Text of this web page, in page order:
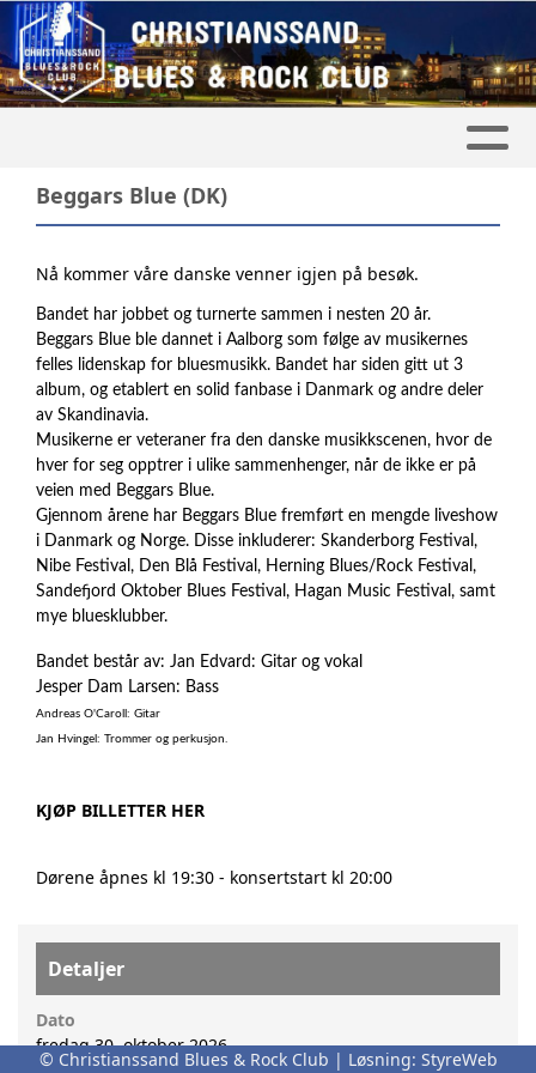
Beggars Blue (DK)
Nå kommer våre danske venner igjen på besøk.
Bandet har jobbet og turnerte sammen i nesten 20 år.
Beggars Blue ble dannet i Aalborg som følge av musikernes
felles lidenskap for bluesmusikk. Bandet har siden gitt ut 3
album, og etablert en solid fanbase i Danmark og andre deler
av Skandinavia.
Musikerne er veteraner fra den danske musikkscenen, hvor de
hver for seg opptrer i ulike sammenhenger, når de ikke er på
veien med Beggars Blue.
Gjennom årene har Beggars Blue fremført en mengde liveshow
i Danmark og Norge. Disse inkluderer: Skanderborg Festival,
Nibe Festival, Den Blå Festival, Herning Blues/Rock Festival,
Sandefjord Oktober Blues Festival, Hagan Music Festival, samt
mye bluesklubber.
Bandet består av: Jan Edvard: Gitar og vokal
Jesper Dam Larsen: Bass
Andreas O'Caroll: Gitar
Jan Hvingel: Trommer og perkusjon.
KJØP BILLETTER HER
Dørene åpnes kl 19:30 - konsertstart kl 20:00
Detaljer
Dato
fredag 30. oktober 2026
© Christianssand Blues & Rock Club | Løsning: StyreWeb